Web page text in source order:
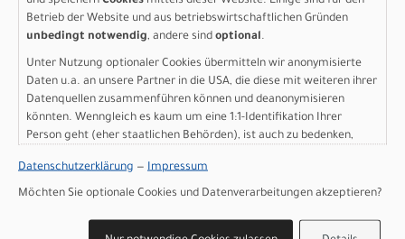
+49 8024 90 288 01
Varianten
Specialized Epic 9 Pro
Betrieb der Website und aus betriebswirtschaftlichen Gründen
unbedingt notwendig, andere sind optional.
Unter Nutzung optionaler Cookies übermitteln wir anonymisierte
Daten u.a. an unsere Partner in die USA, die diese mit weiteren ihrer
Datenquellen zusammenführen können und deanonymisieren
könnten. Wenngleich es kaum um eine 1:1-Identifikation Ihrer
Person geht (eher staatlichen Behörden), ist auch zu bedenken,
sind wie bei uns in der Europäischen Union.
Datenschutzerklärung — Impressum
Möchten Sie optionale Cookies und Datenverarbeitungen akzeptieren?